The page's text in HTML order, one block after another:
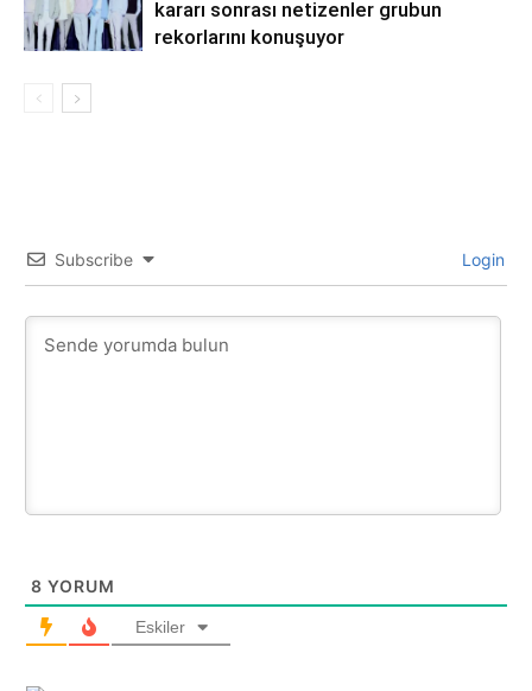
kararı sonrası netizenler grubun
rekorlarını konuşuyor
Subscribe Login
8 YORUM
Eskiler